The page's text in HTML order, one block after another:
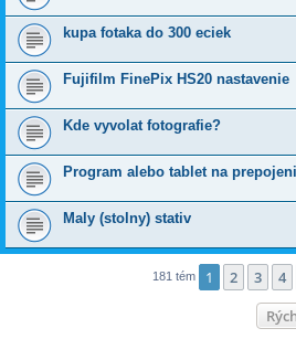
kupa fotaka do 300 eciek
Fujifilm FinePix HS20 nastavenie
Kde vyvolat fotografie?
Program alebo tablet na
Maly (stolny) stativ
181 tém 1 2 3 4